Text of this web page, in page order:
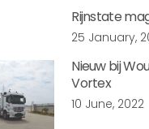
Rijnstate
25 January,
Nieuw bij
Vortex
10 June, 2022